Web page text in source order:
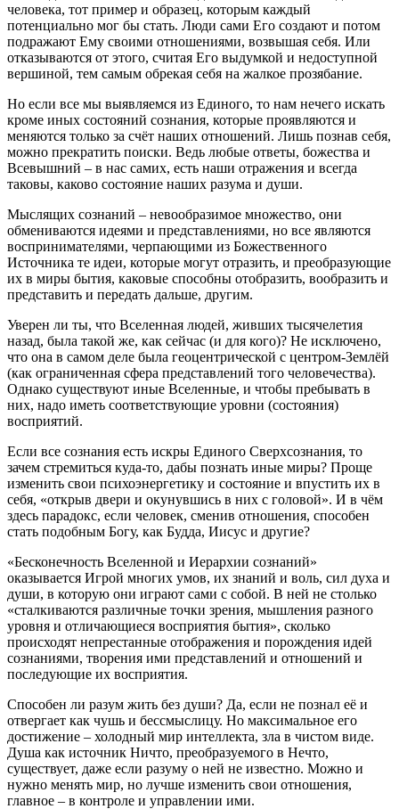
человека, тот пример и образец, которым каждый
потенциально мог бы стать. Люди сами Его создают и потом
подражают Ему своими отношениями, возвышая себя. Или
отказываются от этого, считая Его выдумкой и недоступной
вершиной, тем самым обрекая себя на жалкое прозябание.
Но если все мы выявляемся из Единого, то нам нечего искать
кроме иных состояний сознания, которые проявляются и
меняются только за счёт наших отношений. Лишь познав себя,
можно прекратить поиски. Ведь любые ответы, божества и
Всевышний – в нас самих, есть наши отражения и всегда
таковы, каково состояние наших разума и души.
Мыслящих сознаний – невообразимое множество, они
обмениваются идеями и представлениями, но все являются
воспринимателями, черпающими из Божественного
Источника те идеи, которые могут отразить, и преобразующие
их в миры бытия, каковые способны отобразить, вообразить и
представить и передать дальше, другим.
Уверен ли ты, что Вселенная людей, живших тысячелетия
назад, была такой же, как сейчас (и для кого)? Не исключено,
что она в самом деле была геоцентрической с центром-Землёй
(как ограниченная сфера представлений того человечества).
Однако существуют иные Вселенные, и чтобы пребывать в
них, надо иметь соответствующие уровни (состояния)
восприятий.
Если все сознания есть искры Единого Сверхсознания, то
зачем стремиться куда-то, дабы познать иные миры? Проще
изменить свои психоэнергетику и состояние и впустить их в
себя, «открыв двери и окунувшись в них с головой». И в чём
здесь парадокс, если человек, сменив отношения, способен
стать подобным Богу, как Будда, Иисус и другие?
«Бесконечность Вселенной и Иерархии сознаний»
оказывается Игрой многих умов, их знаний и воль, сил духа и
души, в которую они играют сами с собой. В ней не столько
«сталкиваются различные точки зрения, мышления разного
уровня и отличающиеся восприятия бытия», сколько
происходят непрестанные отображения и порождения идей
сознаниями, творения ими представлений и отношений и
последующие их восприятия.
Способен ли разум жить без души? Да, если не познал её и
отвергает как чушь и бессмыслицу. Но максимальное его
достижение – холодный мир интеллекта, зла в чистом виде.
Душа как источник Ничто, преобразуемого в Нечто,
существует, даже если разуму о ней не известно. Можно и
нужно менять мир, но лучше изменить свои отношения,
главное – в контроле и управлении ими.